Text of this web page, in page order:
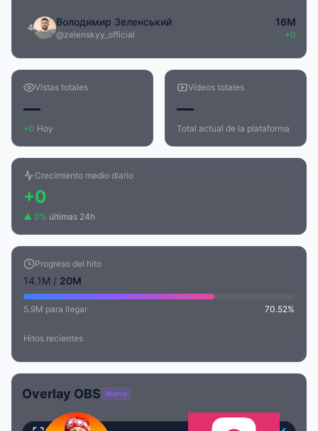
4 Володимир Зеленський
@zelenskyy_official
16M
+0
Vistas totales
—
+0 Hoy
Vídeos totales
—
Total actual de la plataforma
Crecimiento medio diario
+0
▲ 0% últimas 24h
Progreso del hito
14.1M / 20M
5.9M para llegar 70.52%
Hitos recientes
Overlay OBS Nuevo